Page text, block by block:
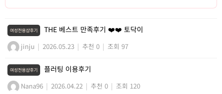
여성전용샵후기 THE 베스트 만족후기 ❤️❤️ 토닥이
jinju | 2026.05.23 | 추천 0 | 조회 97
여성전용샵후기 플러팅 이용후기
Nana96 | 2026.04.22 | 추천 0 | 조회 120